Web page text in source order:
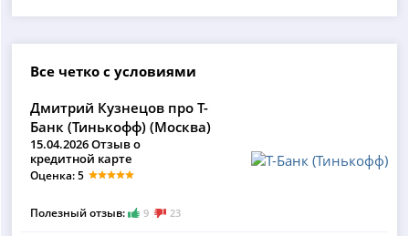
Все четко с условиями
Дмитрий Кузнецов про Т-
Банк (Тинькофф) (Москва)
15.04.2026 Отзыв о
кредитной карте
Оценка: 5
Полезный отзыв: 9 23